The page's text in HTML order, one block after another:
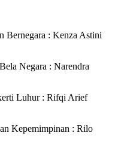
Bernegara : Kenza Astini
Negara : Narendra
Luhur : Rifqi Arief
Kepemimpinan : Rilo